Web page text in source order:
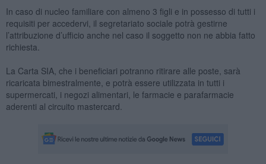
In caso di nucleo familiare con almeno 3 figli e in possesso di tutti i
requisiti per accedervi, il segretariato sociale potrà gestirne
l’attribuzione d’ufficio anche nel caso il soggetto non ne abbia fatto
richiesta.
La Carta SIA, che i beneficiari potranno ritirare alle poste, sarà
ricaricata bimestralmente, e potrà essere utilizzata in tutti i
supermercati, i negozi alimentari, le farmacie e parafarmacie
aderenti al circuito mastercard.